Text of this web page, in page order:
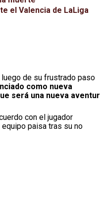
el Valencia de LaLiga
de su frustrado paso
como nueva
será una nueva
con el jugador
paisa tras su no